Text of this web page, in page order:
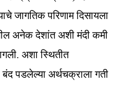
जागतिक परिणाम दिसायला
अनेक देशांत अशी मंदी कमी
अशा स्थितीत
पडलेल्या अर्थचक्राला गती